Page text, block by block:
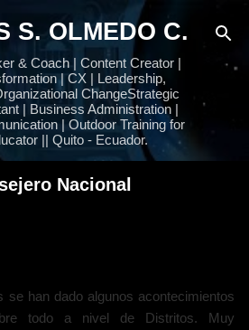
contenido principal
S. OLMEDO C.
& Coach | Content Creator |
| CX | Leadership,
ChangeStrategic
| Business Administration |
| Outdoor Training for
|| Quito - Ecuador.
Nacional
se han dado algunos acontecimientos
todo a nivel de Distritos. Muy